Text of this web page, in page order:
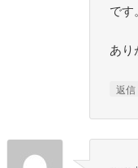
です。
あり
返信